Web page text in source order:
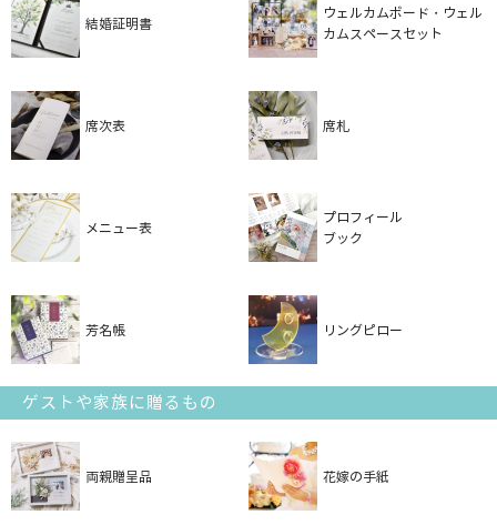
結婚証明書
ウェルカムボード・ウェル
カムスペースセット
席次表 席札
メニュー表
プロフィール
ブック
芳名帳 リングピロー
ゲストや家族に贈るもの
両親贈呈品 花嫁の手紙